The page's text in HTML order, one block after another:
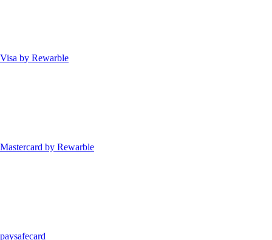
Visa by Rewarble
Mastercard by Rewarble
paysafecard